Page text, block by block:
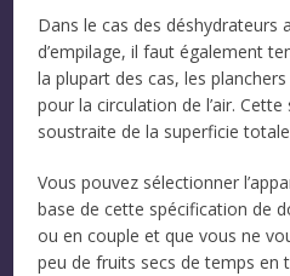
Dans le cas des déshydrateurs
d’empilage, il faut également
la plupart des cas, les
pour la circulation de l’air.
soustraite de la superficie
Vous pouvez sélectionner
base de cette spécification de
ou en couple et que vous ne
peu de fruits secs de temps en